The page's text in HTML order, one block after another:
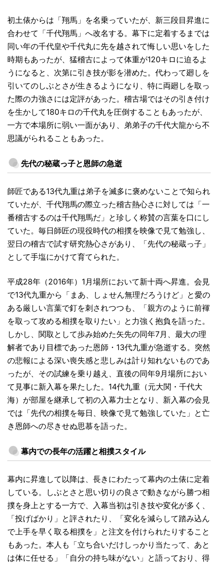
初土俵からは「翔馬」を名乗っていたが、新三段目昇進に
合わせて「千代翔馬」へ改名する。幕下に定着するまでは
同い年の千代皇や千代丸に先を越されて悔しい思いをした
時期もあったが、猛稽古によって体重が120キロに迫るよ
うになると、次第に引き技が影を潜めた。代わって廻しを
引いてのしぶとさが生きるようになり、特に両廻しを取っ
た際の力強さには定評があった。稽古場ではその引き付け
を生かして180キロの千代丸を圧倒することもあったが、
一方で本場所に弱い一面があり、弟弟子の千代大龍から不
思議がられることもあった。
先代の秘蔵っ子と恩師の急逝
師匠である13代九重は弟子を滅多に褒めないことで知られ
ていたが、千代翔馬の際立った稽古熱心さに対しては「一
番稽古するのは千代翔馬だ」と珍しく称賛の言葉を口にし
ていた。毎日師匠の現役時代の相撲を映像で見て勉強し、
翌日の稽古で試す研究熱心さがあり、「先代の秘蔵っ子」
として手塩にかけて育てられた。
平成28年（2016年）1月場所において新十両へ昇進。会見
で13代九重から「まあ、しょせん無理だろうけど」と愛の
ある厳しい言葉で釘を刺されつつも、「親方のように前褌
を取って攻める相撲を取りたい」と力強く抱負を語った。
しかし、関取として歩み始めた矢先の同年7月、最大の理
解者であり目標であった恩師・13代九重が急逝する。突然
の悲報による深い喪失感と悲しみは計り知れないものであ
ったが、その試練を乗り越え、直後の同年9月場所におい
て見事に新入幕を果たした。14代九重（元大関・千代大
海）が部屋を継承して初の入幕力士となり、新入幕の会見
では「先代の相撲を毎日、映像で見て勉強していた」と亡
き恩師への尽きせぬ思慕を語った。
幕内での長年の活躍と相撲スタイル
幕内に昇進して以降は、長きにわたって幕内の土俵に定着
している。しぶとさと思い切りの良さで動きながら勝つ相
撲を身上とする一方で、入幕当初は引き技や変化が多く、
「投げばかり」と評されたり、「変化を減らして踏み込ん
で上手を早く取る相撲を」と注文を付けられたりすること
もあった。本人も「立ち合いだけしっかり当たって、あと
は体に任せる」「自分の持ち味がない」と語っており、得